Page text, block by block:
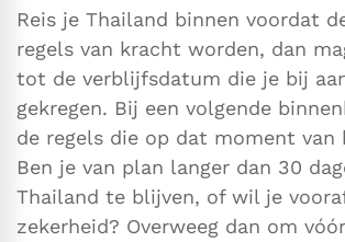
Reis je Thailand binnen voordat
regels van kracht worden, dan
tot de verblijfsdatum die je bij
gekregen. Bij een volgende
de regels die op dat moment van
Ben je van plan langer dan 30
Thailand te blijven, of wil je
zekerheid? Overweeg dan om